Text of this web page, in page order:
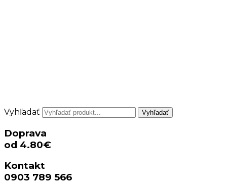
Vyhľadať Vyhľadať
Doprava
od 4.80€
Kontakt
0903 789 566